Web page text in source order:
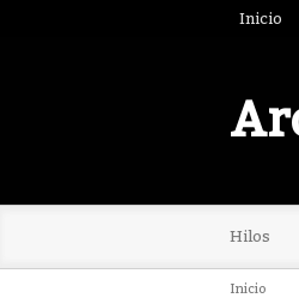
Inicio
Hilos
Inicio